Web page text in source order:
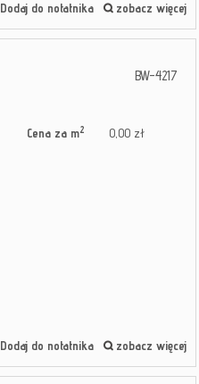
Dodaj do notatnika zobacz więcej
BW-4217
Cena za m2 0,00 zł
Dodaj do notatnika zobacz więcej